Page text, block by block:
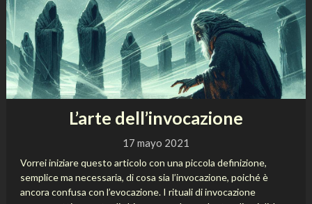
L’arte dell’invocazione
17 mayo 2021
Vorrei iniziare questo articolo con una piccola definizione,
semplice ma necessaria, di cosa sia l’invocazione, poiché è
ancora confusa con l’evocazione. I rituali di invocazione